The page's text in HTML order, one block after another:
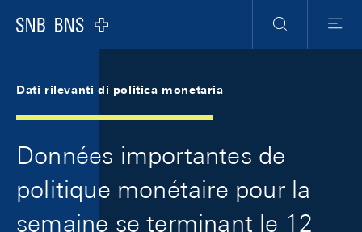
Logo
Ricerca
Menu
Dati rilevanti di politica monetaria
Données importantes de
politique monétaire pour la
semaine se terminant le 12